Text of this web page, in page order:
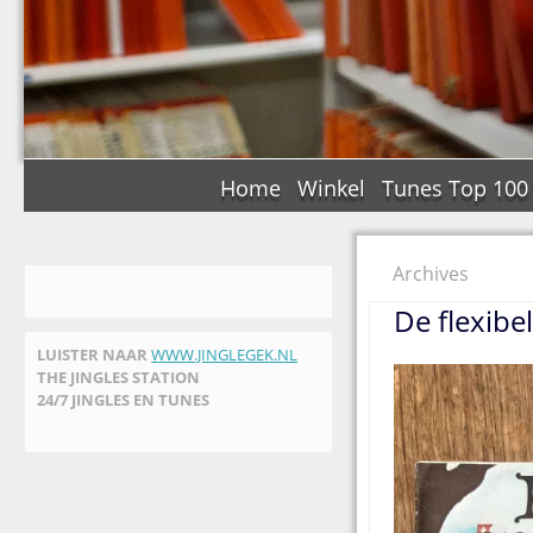
Home Winkel Tunes Top 100
LUISTER NAAR WWW.JINGLEGEK.NL
THE JINGLES STATION
24/7 JINGLES EN TUNES
Archives
De